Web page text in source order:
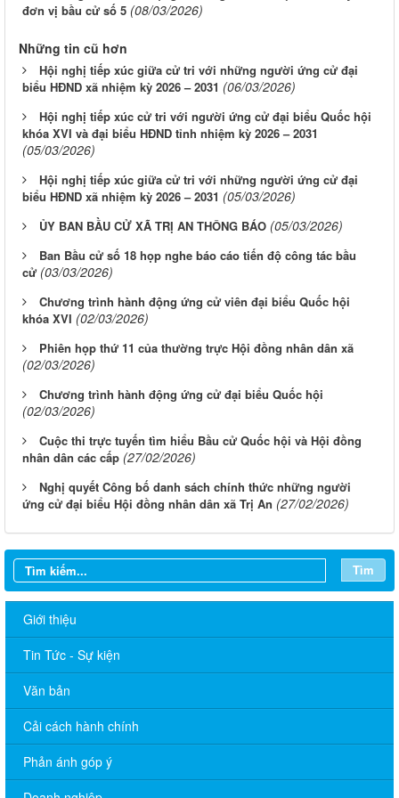
đơn vị bầu cử số 5 (08/03/2026)
Những tin cũ hơn
Hội nghị tiếp xúc giữa cử tri với những người ứng cử đại
biểu HĐND xã nhiệm kỳ 2026 – 2031 (06/03/2026)
Hội nghị tiếp xúc cử tri với người ứng cử đại biểu Quốc hội
khóa XVI và đại biểu HĐND tỉnh nhiệm kỳ 2026 – 2031
(05/03/2026)
Hội nghị tiếp xúc giữa cử tri với những người ứng cử đại
biểu HĐND xã nhiệm kỳ 2026 – 2031 (05/03/2026)
ỦY BAN BẦU CỬ XÃ TRỊ AN THÔNG BÁO (05/03/2026)
Ban Bầu cử số 18 họp nghe báo cáo tiến độ công tác bầu
cử (03/03/2026)
Chương trình hành động ứng cử viên đại biểu Quốc hội
khóa XVI (02/03/2026)
Phiên họp thứ 11 của thường trực Hội đồng nhân dân xã
(02/03/2026)
Chương trình hành động ứng cử đại biểu Quốc hội
(02/03/2026)
Cuộc thi trực tuyến tìm hiểu Bầu cử Quốc hội và Hội đồng
nhân dân các cấp (27/02/2026)
Nghị quyết Công bố danh sách chính thức những người
ứng cử đại biểu Hội đồng nhân dân xã Trị An (27/02/2026)
Tìm
Giới thiệu
Tin Tức - Sự kiện
Văn bản
Cải cách hành chính
Phản ánh góp ý
Về việc cấp phát tờ gấp tuyên truyền quy định pháp luật về hộ